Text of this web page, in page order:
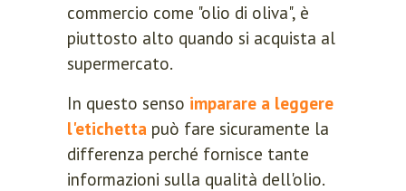
commercio come "olio di oliva", è
piuttosto alto quando si acquista al
supermercato.
In questo senso imparare a leggere
l'etichetta può fare sicuramente la
differenza perché fornisce tante
informazioni sulla qualità dell'olio.